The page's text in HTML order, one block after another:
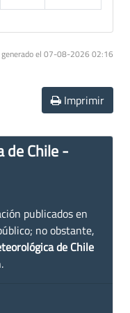
generado el 07-08-2026 02:16
Imprimir
de Chile -
publicados en
no obstante,
de Chile